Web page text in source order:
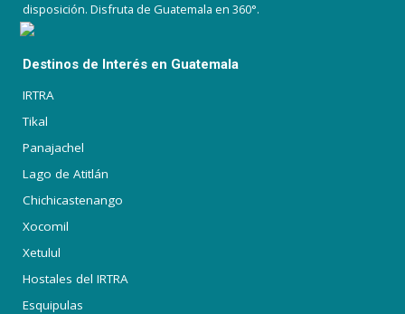
disposición. Disfruta de Guatemala en 360°.
Destinos de Interés en Guatemala
IRTRA
Tikal
Panajachel
Lago de Atitlán
Chichicastenango
Xocomil
Xetulul
Hostales del IRTRA
Esquipulas